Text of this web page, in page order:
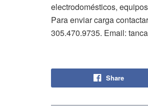
electrodomésticos,
Para enviar carga
305.470.9735. Email:
Share